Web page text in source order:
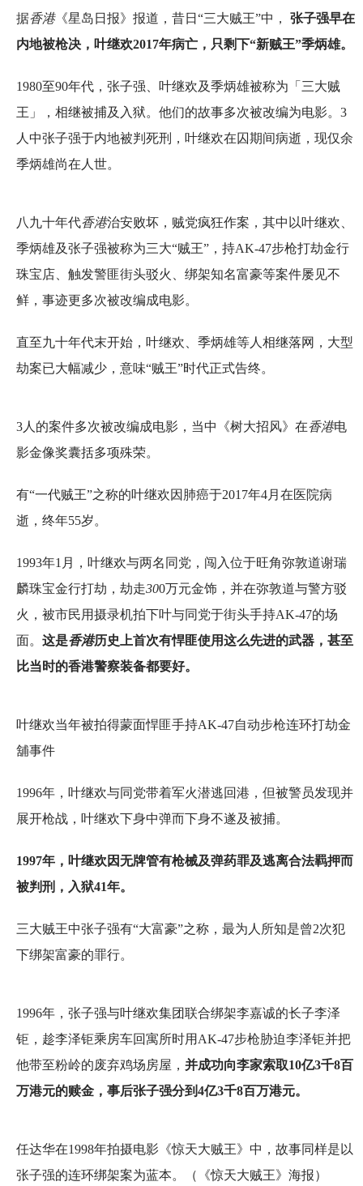
据香港《星岛日报》报道，昔日“三大贼王”中， 张子强早在
内地被枪决，叶继欢2017年病亡，只剩下“新贼王”季炳雄。
1980至90年代，张子强、叶继欢及季炳雄被称为「三大贼
王」，相继被捕及入狱。他们的故事多次被改编为电影。3
人中张子强于内地被判死刑，叶继欢在囚期间病逝，现仅余
季炳雄尚在人世。
八九十年代香港治安败坏，贼党疯狂作案，其中以叶继欢、
季炳雄及张子强被称为三大“贼王”，持AK-47步枪打劫金行
珠宝店、触发警匪街头驳火、绑架知名富豪等案件屡见不
鲜，事迹更多次被改编成电影。
直至九十年代末开始，叶继欢、季炳雄等人相继落网，大型
劫案已大幅减少，意味“贼王”时代正式告终。
3人的案件多次被改编成电影，当中《树大招风》在香港电
影金像奖囊括多项殊荣。
有“一代贼王”之称的叶继欢因肺癌于2017年4月在医院病
逝，终年55岁。
1993年1月，叶继欢与两名同党，闯入位于旺角弥敦道谢瑞
麟珠宝金行打劫，劫走300万元金饰，并在弥敦道与警方驳
火，被市民用摄录机拍下叶与同党于街头手持AK-47的场
面。 这是香港历史上首次有悍匪使用这么先进的武器，甚至
比当时的香港警察装备都要好。
叶继欢当年被拍得蒙面悍匪手持AK-47自动步枪连环打劫金
舖事件
1996年，叶继欢与同党带着军火潜逃回港，但被警员发现并
展开枪战，叶继欢下身中弹而下身不遂及被捕。
1997年，叶继欢因无牌管有枪械及弹药罪及逃离合法羁押而
被判刑，入狱41年。
三大贼王中张子强有“大富豪”之称，最为人所知是曾2次犯
下绑架富豪的罪行。
1996年，张子强与叶继欢集团联合绑架李嘉诚的长子李泽
钜，趁李泽钜乘房车回寓所时用AK-47步枪胁迫李泽钜并把
他带至粉岭的废弃鸡场房屋， 并成功向李家索取10亿3千8百
万港元的赎金，事后张子强分到4亿3千8百万港元。
任达华在1998年拍摄电影《惊天大贼王》中，故事同样是以
张子强的连环绑架案为蓝本。（《惊天大贼王》海报）